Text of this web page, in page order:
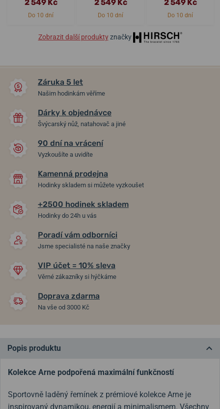
2 549 Kč
Do 10 dní
2 549 Kč
Do 10 dní
2 549 Kč
Do 10 dní
Zobrazit další produktyznačky
Záruka 5 let
Našim hodinkám věříme
Dárky k objednávce
Švýcarský nůž, natahovač a jiné
90 dní na vrácení
Vyzkoušíte a uvidíte
Kamenná prodejna
Hodinky skladem si můžete vyzkoušet
+2500 hodinek skladem
Hodinky do 24h u vás
Poradí vám odborníci
Jsme specialisté na naše značky
VIP účet = 10% sleva
Věrné zákazníky si hýčkáme
Doprava zdarma
Na vše od 3000 Kč
Popis produktu
Kolekce Arne podpořená maximální funkčností
Sportovně laděný řemínek z prémiové kolekce Arne je
inspirovaný dynamikou, energií a minimalismem. Všechny